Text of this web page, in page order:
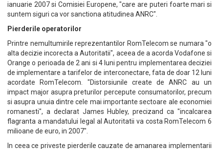
ianuarie 2007 si Comisiei Europene, "care are puteri foarte mari si
suntem siguri ca vor sanctiona atitudinea ANRC".
Pierderile operatorilor
Printre nemultumirile reprezentantilor RomTelecom se numara "o
alta decizie incorecta a Autoritatii", aceea de a acorda Vodafone si
Orange o perioada de 2 ani si 4 luni pentru implementarea deciziei
de implementare a tarifelor de interconectare, fata de doar 12 luni
acordate RomTelecom. "Distorsiunile create de ANRC au un
impact major asupra preturilor percepute consumatorilor, precum
si asupra unuia dintre cele mai importante sectoare ale economiei
romanesti", a declarat James Hubley, precizand ca "incalcarea
flagranta a mandatului legal al Autoritatii va costa RomTelecom 6
milioane de euro, in 2007".
In ceea ce priveste pierderile cauzate de amanarea implementarii